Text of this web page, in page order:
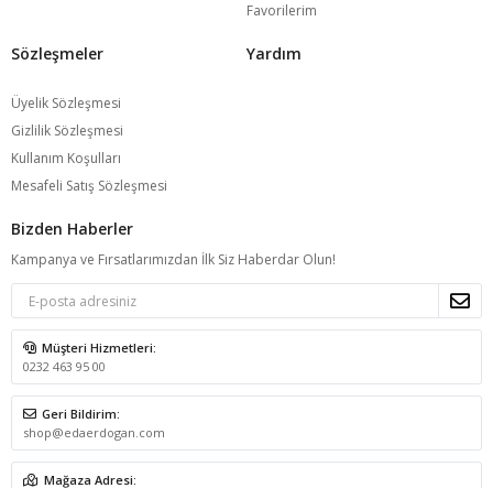
Favorilerim
Sözleşmeler
Üyelik Sözleşmesi
Gizlilik Sözleşmesi
Kullanım Koşulları
Mesafeli Satış Sözleşmesi
Yardım
Bizden Haberler
Kampanya ve Fırsatlarımızdan İlk Siz Haberdar Olun!
Müşteri Hizmetleri:
0232 463 95 00
Geri Bildirim:
shop@edaerdogan.com
Mağaza Adresi: